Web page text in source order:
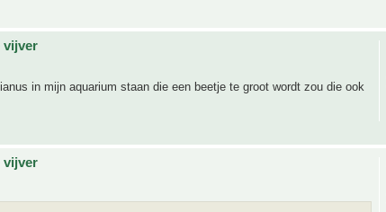
vijver
in mijn aquarium staan die een beetje te groot wordt zou die ook
vijver